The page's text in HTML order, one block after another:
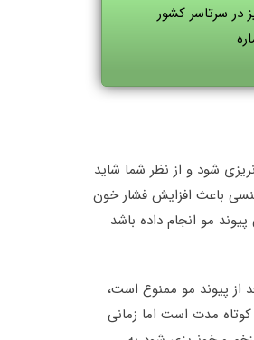
در سرتاسر کشور
شود و از نظر شما شاید
باعث افزایش فشار خون
مو انجام داده باشد
پیوند مو ممنوع است،
مدت است اما زمانی